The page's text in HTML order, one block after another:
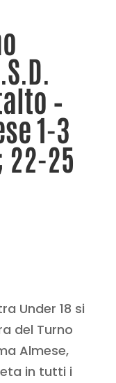
–
1-3
22-25
Under 18 si
del Turno
Almese,
in tutti i